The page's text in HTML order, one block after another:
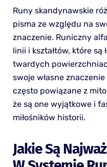
Runy skandynawskie
pisma ze względu na
znaczenie. Runiczny
linii i kształtów, które są
twardych
swoje własne
często powiązane z
że są one wyjątkowe i
miłośników historii.
Jakie Są